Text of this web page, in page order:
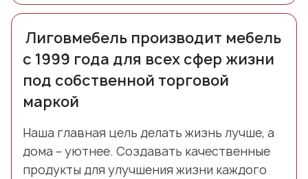
Лиговмебель производит мебель
с 1999 года для всех сфер жизни
под собственной торговой
маркой
Наша главная цель делать жизнь лучше, а
дома – уютнее. Создавать качественные
продукты для улучшения жизни каждого